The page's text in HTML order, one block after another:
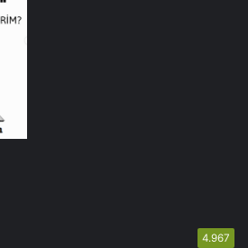
4.967